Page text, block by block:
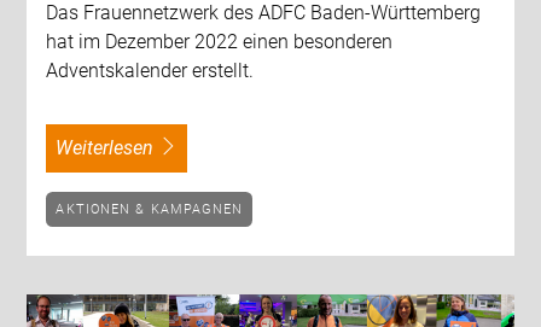
Das Frauennetzwerk des ADFC Baden-Württemberg
hat im Dezember 2022 einen besonderen
Adventskalender erstellt.
weiterlesen
AKTIONEN & KAMPAGNEN